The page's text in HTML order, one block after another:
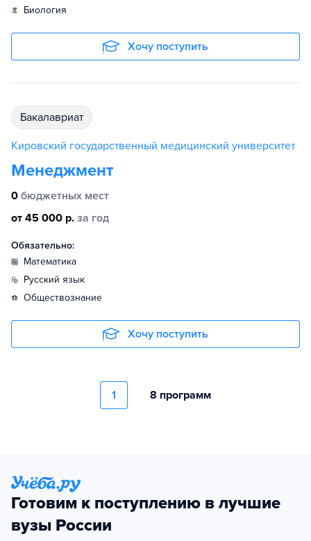
биология
Хочу поступить
бакалавриат
Кировский государственный медицинский университет
Менеджмент
0 бюджетных мест
от 45 000 р. за год
Обязательно:
математика
русский язык
обществознание
Хочу поступить
1 8 программ
Готовим к поступлению в лучшие
вузы России